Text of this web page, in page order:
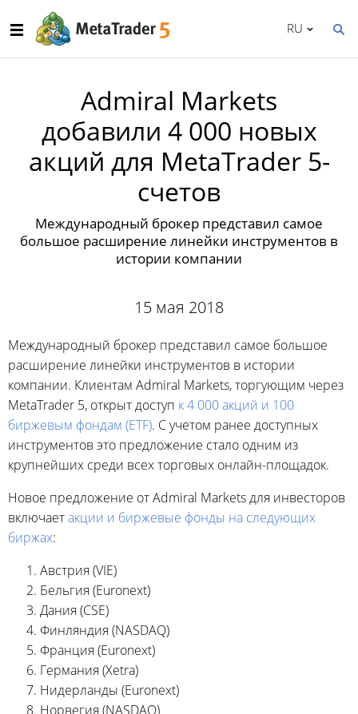
RU
Admiral Markets
добавили 4 000 новых
акций для MetaTrader 5-
счетов
Международный брокер представил самое
большое расширение линейки инструментов в
истории компании
15 мая 2018
Международный брокер представил самое большое
расширение линейки инструментов в истории
компании. Клиентам Admiral Markets, торгующим через
MetaTrader 5, открыт доступ к 4 000 акций и 100
биржевым фондам (ETF). С учетом ранее доступных
инструментов это предложение стало одним из
крупнейших среди всех торговых онлайн-площадок.
Новое предложение от Admiral Markets для инвесторов
включаетакции и биржевые фонды на следующих
биржах:
Австрия (VIE)
Бельгия (Euronext)
Дания (CSE)
Финляндия (NASDAQ)
Франция (Euronext)
Германия (Xetra)
Нидерланды (Euronext)
Норвегия (NASDAQ)